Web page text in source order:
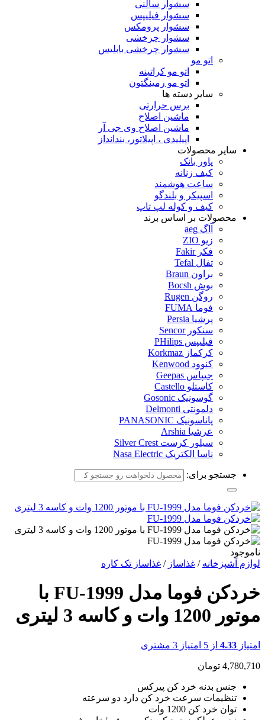
سشوار سالنی
سشوار فیلیپس
سشوار پرومکس
سشوار چرخشی
سشوار چرخشی بابلیس
اتو مو
اتو مو کراتینه
اتو مو رمینگتون
سایر دسته ها
برس حرارتی
ماشین اصلاح
ماشین اصلاح وی جی آر
اپیلیدی ، اپیلاتور، بندانداز
سایر محصولات
پاور بانک
کیف زنانه
ساعت هوشمند
اسپیکر و بلندگو
کیف و کوله لپ تاپ
محصولات بر اساس برند
آاگ aeg
زیو ZIO
فکر Fakir
تفال Tefal
براون Braun
بوش Bocsh
روگن Rugen
فوما FUMA
پرشیا Persia
سنکور Sencor
فیلیپس PHilips
کرکماز Korkmaz
کنوود Kenwood
جیپاس Geepas
کاستلو Castello
گوسونیک Gosonic
دلمونتی Delmonti
پاناسونیک PANASONIC
عرشیا Arshia
سیلور کرست Silver Crest
ناسا الکتریک Nasa Electric
جستجو برای:
ناموجود
لوازم آشپزخانه / غذاساز / غذاساز تک کاره
خردکن فوما مدل FU-1999 با
موتور 1200 وات و کاسه 3 لیتری
امتیاز 4.33 از 5 امتیاز 3 مشتری
4,780,710 تومان
جنس بدنه خرد کن پیرکس
تنظیمات سرعت خرد کن دارد دو سرعته
توان خرد کن 1200 وات